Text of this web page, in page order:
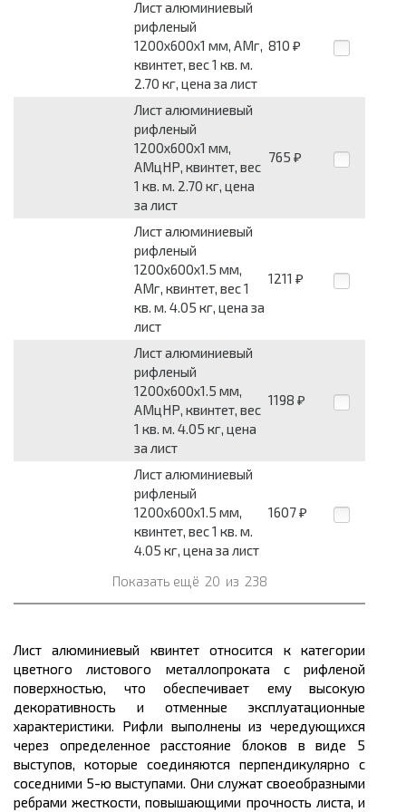
Лист алюминиевый
рифленый
1200x600x1 мм, АМг,
квинтет, вес 1 кв. м.
2.70 кг, цена за лист
810 ₽
Лист алюминиевый
рифленый
1200x600x1 мм,
АМцНР, квинтет, вес
1 кв. м. 2.70 кг, цена
за лист
765 ₽
Лист алюминиевый
рифленый
1200x600x1.5 мм,
АМг, квинтет, вес 1
кв. м. 4.05 кг, цена за
лист
1211 ₽
Лист алюминиевый
рифленый
1200x600x1.5 мм,
АМцНР, квинтет, вес
1 кв. м. 4.05 кг, цена
за лист
1198 ₽
Лист алюминиевый
рифленый
1200x600x1.5 мм,
квинтет, вес 1 кв. м.
4.05 кг, цена за лист
1607 ₽
Показать ещё 20 из 238
Лист алюминиевый квинтет относится к категории
цветного листового металлопроката с рифленой
поверхностью, что обеспечивает ему высокую
декоративность и отменные эксплуатационные
характеристики. Рифли выполнены из чередующихся
через определенное расстояние блоков в виде 5
выступов, которые соединяются перпендикулярно с
соседними 5-ю выступами. Они служат своеобразными
ребрами жесткости, повышающими прочность листа, и